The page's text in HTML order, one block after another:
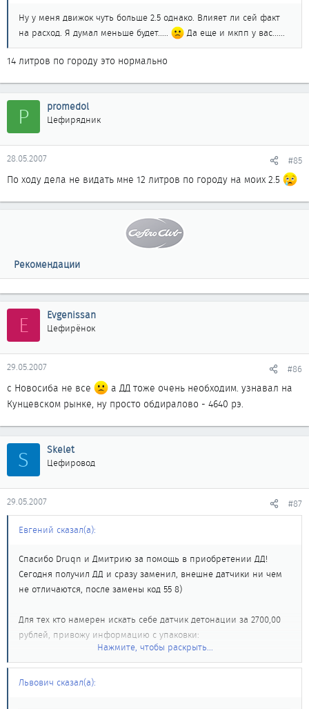
Ну у меня движок чуть больше 2.5 однако. Влияет ли сей факт
на расход. Я думал меньше будет.....
Да еще и мкпп у вас......
14 литров по городу это нормально
P promedol
Цефирядник
28.05.2007 #85
По ходу дела не видать мне 12 литров по городу на моих 2.5
Рекомендации
E Evgenissan
Цефирёнок
29.05.2007 #86
с Новосиба не все
а ДД тоже очень необходим. узнавал на
Кунцевском рынке, ну просто обдиралово - 4640 рэ.
S Skelet
Цефировод
29.05.2007 #87
Евгений сказал(а):
Спасибо Druqn и Дмитрию за помощь в приобретении ДД!
Сегодня получил ДД и сразу заменил, внешне датчики ни чем
не отличаются, после замены код 55 8)
Для тех кто намерен искать себе датчик детонации за 2700,00
рублей, привожу информацию с упаковки:
RENAULT SAMSUNG MOTORS
sensor assy-knock
Нажмите, чтобы раскрыть...
Львович сказал(а):